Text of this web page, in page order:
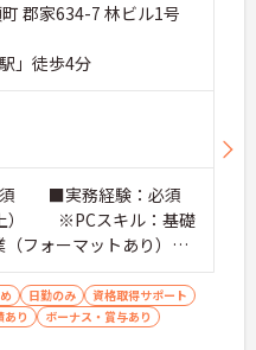
郡家634-7 林ビル1号
」徒歩4分
須 ■実務経験：必須
上） ※PCスキル：基礎
（フォーマットあり）
許：必須
日勤のみ
資格取得サポート
り
ボーナス・賞与あり